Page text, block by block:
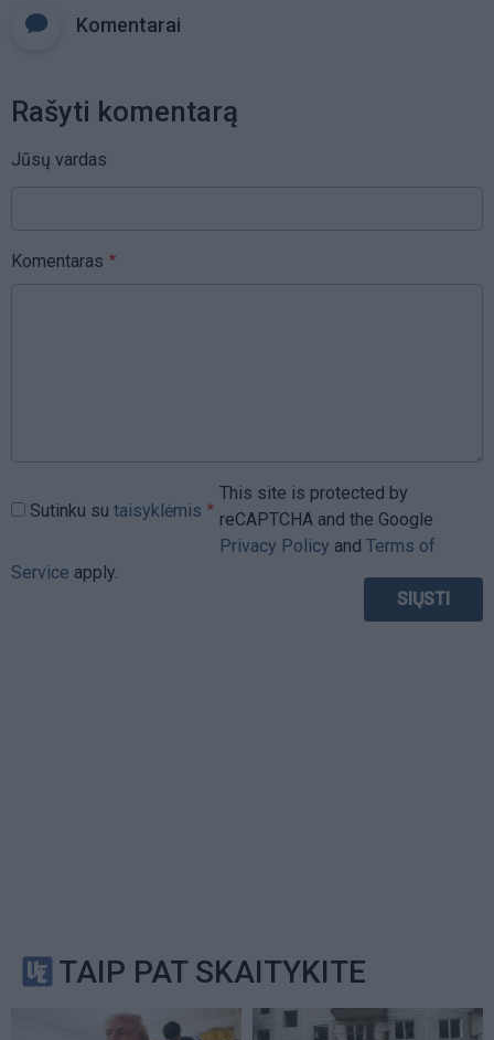
Komentarai
Rašyti komentarą
Jūsų vardas
Komentaras
Sutinku su taisyklėmis
This site is protected by
reCAPTCHA and the Google
Privacy Policy and Terms of
Service apply.
TAIP PAT SKAITYKITE